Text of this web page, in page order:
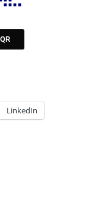
LinkedIn